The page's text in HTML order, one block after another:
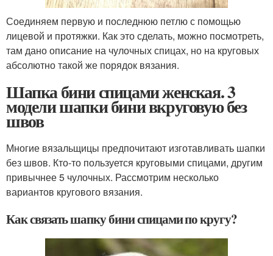
Соединяем первую и последнюю петлю с помощью
лицевой и протяжки. Как это сделать, можно посмотреть,
там дано описание на чулочных спицах, но на круговых
абсолютно такой же порядок вязания.
Шапка бини спицами женская. 3
модели шапки бини вкруговую без
швов
Многие вязальщицы предпочитают изготавливать шапки
без швов. Кто-то пользуется круговыми спицами, другим
привычнее 5 чулочных. Рассмотрим несколько
вариантов кругового вязания.
Как связать шапку бини спицами по кругу?